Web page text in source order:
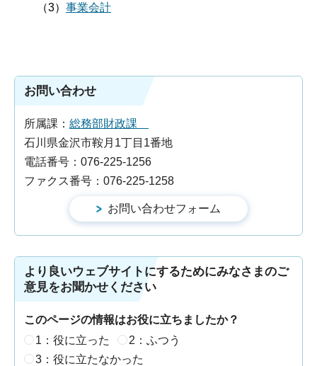
（3） 事業会計
お問い合わせ
所属課： 総務部財政課
石川県金沢市鞍月1丁目1番地
電話番号：076-225-1256
ファクス番号：076-225-1258
より良いウェブサイトにするためにみなさまのご
意見をお聞かせください
このページの情報はお役に立ちましたか？
1：役に立った
2：ふつう
3：役に立たなかった